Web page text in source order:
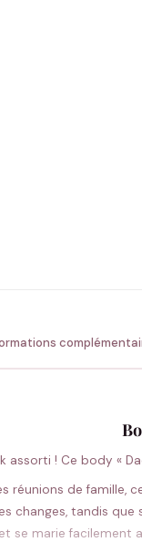
! Ce body «
réunions de
changes, tandis
se marie